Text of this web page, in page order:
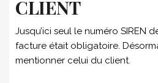
CLIENT
Jusqu’ici seul le numéro SIREN
facture était obligatoire.
mentionner celui du client.